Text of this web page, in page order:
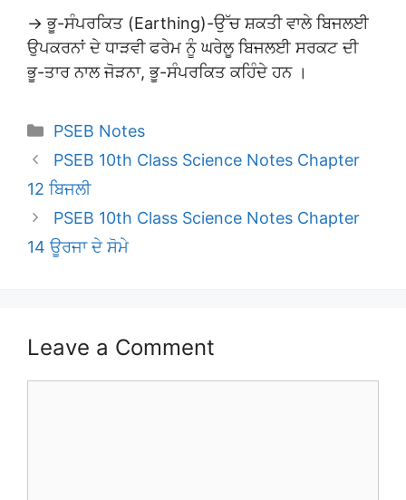
→ ਭੂ-ਸੰਪਰਕਿਤ (Earthing)-ਉੱਚ ਸ਼ਕਤੀ ਵਾਲੇ ਬਿਜਲਈ
ਉਪਕਰਨਾਂ ਦੇ ਧਾੜਵੀ ਫਰੇਮ ਨੂੰ ਘਰੇਲੂ ਬਿਜਲਈ ਸਰਕਟ ਦੀ
ਭੂ-ਤਾਰ ਨਾਲ ਜੋੜਨਾ, ਭੂ-ਸੰਪਰਕਿਤ ਕਹਿੰਦੇ ਹਨ ।
Categories
PSEB Notes
PSEB 10th Class Science Notes Chapter
12 ਬਿਜਲੀ
PSEB 10th Class Science Notes Chapter
14 ਊਰਜਾ ਦੇ ਸੋਮੇ
Leave a Comment